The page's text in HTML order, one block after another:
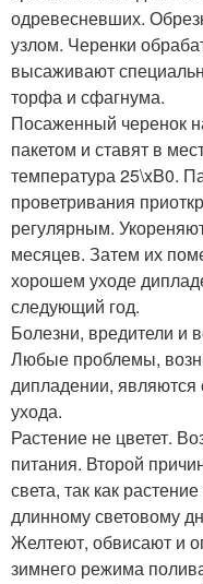
одревесневших.
узлом. Черенки
высаживают
торфа и сфагнума.
Посаженный черенок
пакетом и ставят в
температура 25\xB0.
проветривания
регулярным.
месяцев. Затем их
хорошем уходе
следующий год.
Болезни, вредители и
Любые проблемы,
дипладении,
ухода.
Растение не цветет.
питания. Второй
света, так как
длинному световому
Желтеют, обвисают и
зимнего режима